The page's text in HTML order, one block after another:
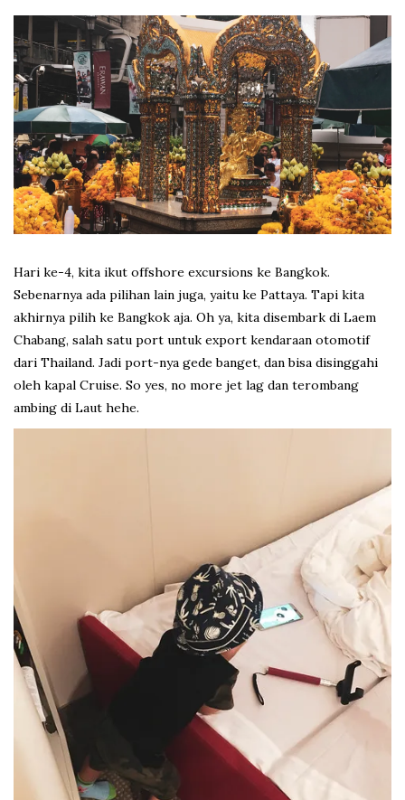
Hari ke-4, kita ikut offshore excursions ke Bangkok.
Sebenarnya ada pilihan lain juga, yaitu ke Pattaya. Tapi kita
akhirnya pilih ke Bangkok aja. Oh ya, kita disembark di Laem
Chabang, salah satu port untuk export kendaraan otomotif
dari Thailand. Jadi port-nya gede banget, dan bisa disinggahi
oleh kapal Cruise. So yes, no more jet lag dan terombang
ambing di Laut hehe.